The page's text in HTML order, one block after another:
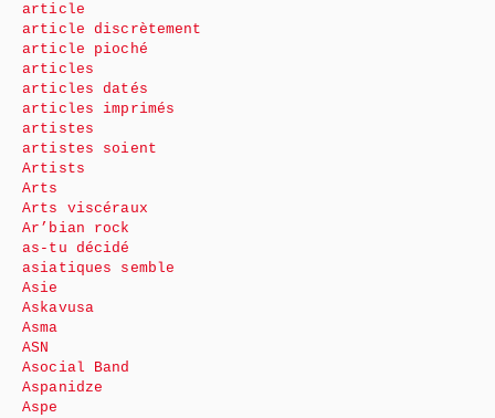
article
article discrètement
article pioché
articles
articles datés
articles imprimés
artistes
artistes soient
Artists
Arts
Arts viscéraux
Ar’bian rock
as-tu décidé
asiatiques semble
Asie
Askavusa
Asma
ASN
Asocial Band
Aspanidze
Aspe